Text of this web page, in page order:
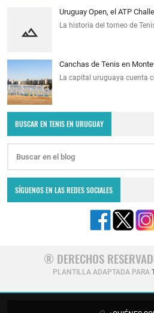
Uruguay Open, el ATP
La historia del torneo de
Canchas de Tenis en
La capital uruguaya cuenta
BUSCAR EN TENIS EN URUGUAY
SÍGUENOS EN LAS REDES SOCIALES
® DERECHOS
PLANTILLA ADAPTADA PARA